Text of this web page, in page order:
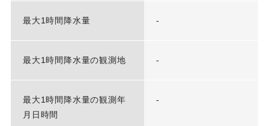
最大1時間降水量 -
最大1時間降水量の観測地 -
最大1時間降水量の観測年
月日時間
-